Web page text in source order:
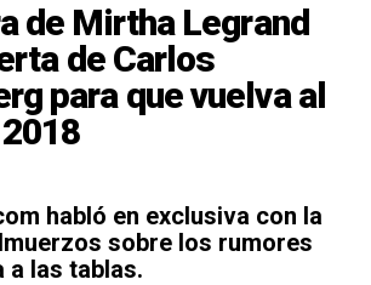
de Mirtha Legrand
de Carlos
para que vuelva al
habló en exclusiva con la
sobre los rumores
a las tablas.